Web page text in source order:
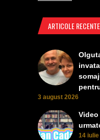
ARTICOLE RECENTE
3 august 2026
Video
14